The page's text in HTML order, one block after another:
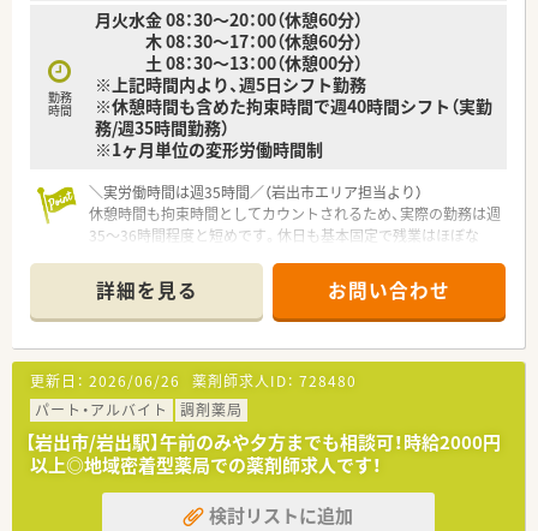
【職場環境と雰囲気】
■店舗には正社員薬剤師3名とパート薬剤師1名が在籍し、常時
2〜3名体制を敷いているため無理のないゆとりある環境で勤務
できます。
■優秀な医療事務スタッフが正社員3名、パート1名体制で揃っ
ており、薬剤師が目の前の対人業務にしっかり集中できる職場で
■従業員同士が日頃から協力し合い、助け合う温かい雰囲気が根
付いており、接遇の質の高さから地域でも評判の薬局です。
勤務
時間
月火水金 08：30～20：00（休憩60分）
木 08：30～17：00（休憩60分）
土 08：30～13：00（休憩00分）
※上記時間内より、週5日シフト勤務
※休憩時間も含めた拘束時間で週40時間シフト（実勤
務/週35時間勤務）
※1ヶ月単位の変形労働時間制
＼実労働時間は週35時間／（岩出市エリア担当より）
休憩時間も拘束時間としてカウントされるため、実際の勤務は週
35〜36時間程度と短めです。休日も基本固定で残業はほぼな
＊------------------------------------------＊
【店舗情報と応需状況について】
■JR岩出駅から車で5分ほどの場所にある店舗です。
■近隣の医療機関より、脳神経外科をメインに内科や在宅の処方
箋を応需しています。
■1日あたり90〜100枚の処方箋を応需し、薬剤師4名、事務5名
体制で業務にあたっています。
【勤務実態について】
■週5日勤務シフトであり、残業がほとんど発生しないため、プ
ライベートの時間が確保できます。
■薬剤師は常時3名体制で業務を行うため、一人薬剤師になるこ
詳細を見る お問い合わせ
更新日： 2026/06/26 薬剤師求人ID： 728480
パート・アルバイト
調剤薬局
【岩出市/岩出駅】午前のみや夕方までも相談可！時給2000円
以上◎地域密着型薬局での薬剤師求人です！
検討リストに追加